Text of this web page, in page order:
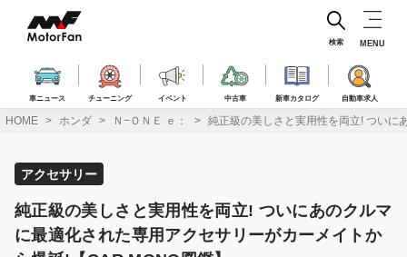
ス
車ニュース チューニング イベント 中古車 新車カタログ 自動車求人
検索 MENU
HOME ホンダ Ｎ−ＯＮＥ ｅ： 純正級の美しさと実用性を両立! ついに
アクセサリー
純正級の美しさと実用性を両立! ついにあのクルマ
に最適化された専用アクセサリーがカーメイトか